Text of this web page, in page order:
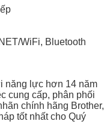
WiFi, Bluetooth
năng lực hơn 14 năm
cung cấp, phân phối
chính hãng Brother,
tốt nhất cho Quý